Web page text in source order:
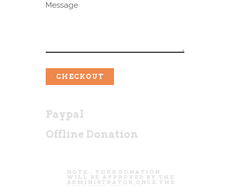
CHECKOUT
Paypal
Offline Donation
NOTE : YOUR DONATION
WILL BE APPROVED BY THE
ADMINISTRATOR ONCE THE